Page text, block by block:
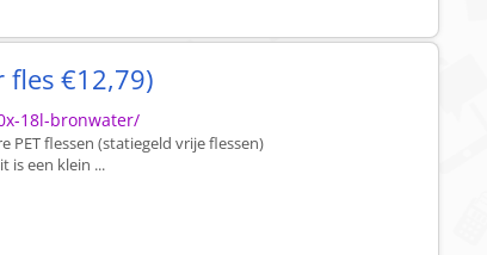
fles €12,79)
18l-bronwater/
PET flessen (statiegeld vrije flessen)
is een klein ...